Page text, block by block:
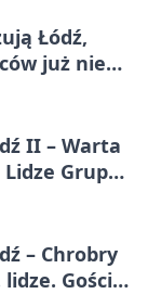
Łódź,
już nie
II – Warta
Grupa
– Chrobry
lidze. Goście